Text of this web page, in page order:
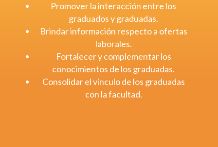
Promover la interacción entre los
graduados y graduadas.
Brindar información respecto a ofertas
laborales.
Fortalecer y complementar los
conocimientos de los graduadas.
Consolidar el vínculo de los graduadas
con la facultad.